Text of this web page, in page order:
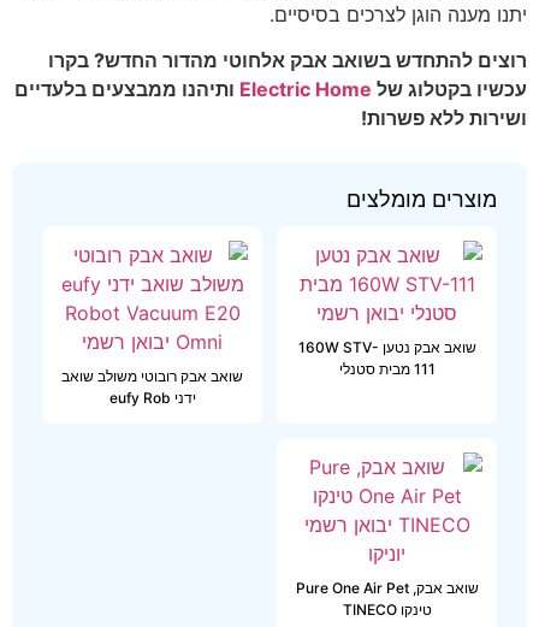
יתנו מענה הוגן לצרכים בסיסיים.
רוצים להתחדש בשואב אבק אלחוטי מהדור החדש? בקרו
עכשיו בקטלוג של Electric Home ותיהנו ממבצעים בלעדיים
ושירות ללא פשרות!
מוצרים מומלצים
שואב אבק נטען 160W STV-
111 מבית סטנלי
שואב אבק רובוטי משולב שואב
ידני eufy Rob
שואב אבק, Pure One Air Pet
טינקו TINECO